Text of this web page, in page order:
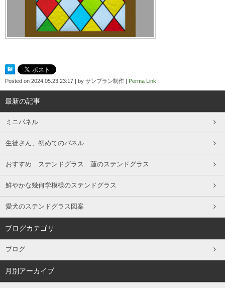
Posted on 2024.05.23 23:17 | by サンプラン制作 | Perma Link
最新の記事
ミニパネル
生徒さん、初めてのパネル
おすすめ ステンドグラス 蓮のステンドグラス
鮮やかな幾何学模様のステンドグラス
愛犬のステンドグラス図案
ブログカテゴリ
ブログ
月別アーカイブ